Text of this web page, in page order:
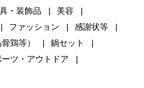
・装飾品
美容
ファッション
感謝状等
鶏等）
鍋セット
ーツ・アウトドア